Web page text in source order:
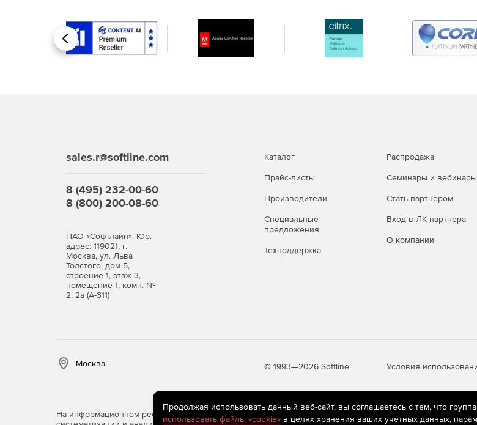
Назад
sales.r@softline.com
8 (495) 232-00-60
8 (800) 200-08-60
ПАО «Софтлайн». Юр.
адрес: 119021, г.
Москва, ул. Льва
Толстого, дом 5,
строение 1, этаж 3,
помещение 1, комн. №
2, 2а (А-311)
Каталог
Прайс-листы
Производители
Специальные
предложения
Техподдержка
Распродажа
Семинары и вебинары
Стать партнером
Вход в ЛК партнера
О компании
Москва © 1993—2026 Softline Условия
На информационном ресурсе store.softline.ru применяются рекомендательные технологии
Продолжая использовать данный веб-сайт, вы соглашаетесь с тем, что
использовать файлы «cookie»в целях хранения ваших учетных данных,